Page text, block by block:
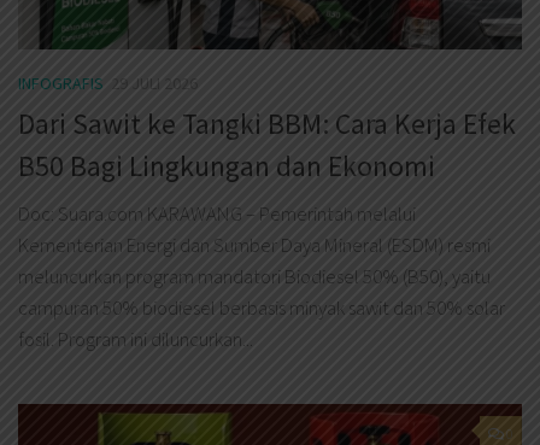
INFOGRAFIS 29 JULI 2026
Dari Sawit ke Tangki BBM: Cara Kerja Efek
B50 Bagi Lingkungan dan Ekonomi
Doc: Suara.com KARAWANG – Pemerintah melalui
Kementerian Energi dan Sumber Daya Mineral (ESDM) resmi
meluncurkan program mandatori Biodiesel 50% (B50), yaitu
campuran 50% biodiesel berbasis minyak sawit dan 50% solar
fosil. Program ini diluncurkan...
0